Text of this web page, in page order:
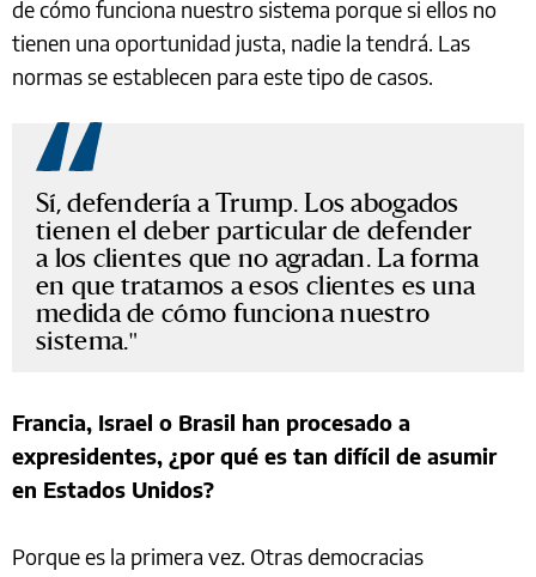
de cómo funciona nuestro sistema porque si ellos no
tienen una oportunidad justa, nadie la tendrá. Las
normas se establecen para este tipo de casos.
Sí, defendería a Trump. Los abogados
tienen el deber particular de defender
a los clientes que no agradan. La forma
en que tratamos a esos clientes es una
medida de cómo funciona nuestro
sistema.
Francia, Israel o Brasil han procesado a
expresidentes, ¿por qué es tan difícil de asumir
en Estados Unidos?
Porque es la primera vez. Otras democracias